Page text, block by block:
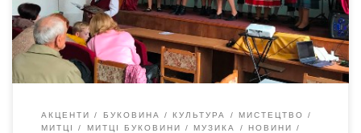
дім, збудований на початку XX століття спілкою чернівецьких
німецьких товариств, який […]
АКЦЕНТИ БУКОВИНА КУЛЬТУРА
МИСТЕЦТВО
МИТЦІ
МИТЦІ БУКОВИНИ МУЗИКА
НОВИНИ